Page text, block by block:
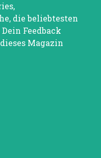
die beliebtesten
Feedback
Magazin